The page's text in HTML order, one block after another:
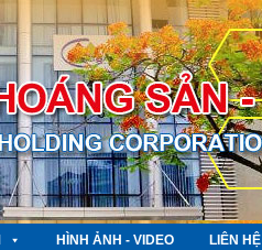
HÌNH ẢNH - VIDEO LIÊN HỆ